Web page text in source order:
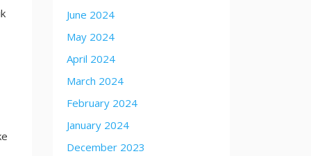
June 2024
May 2024
April 2024
March 2024
February 2024
January 2024
December 2023